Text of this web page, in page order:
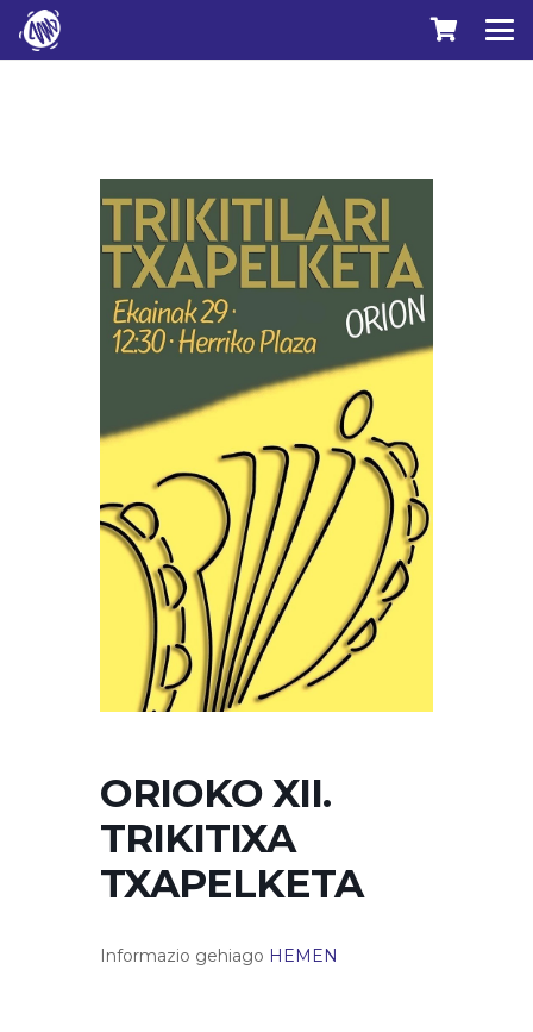
ORIOKO XII.
TRIKITIXA
TXAPELKETA
Informazio gehiago HEMEN